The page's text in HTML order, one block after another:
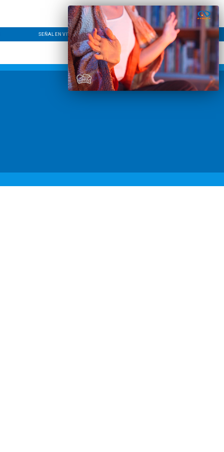
SEÑAL EN VIVO CONTACTO LÍNEA EDITORIAL